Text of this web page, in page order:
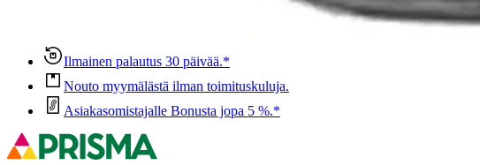
Ilmainen palautus 30 päivää.*
Nouto myymälästä ilman toimituskuluja.
Asiakasomistajalle Bonusta jopa 5 %.*